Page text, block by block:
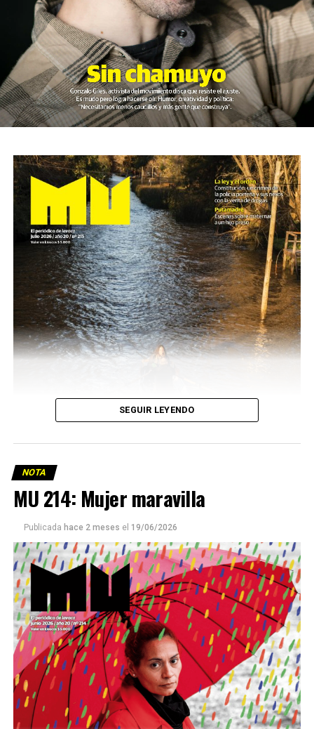
Este número 215 de MU ☝️viene con doble tapa, que
podría ser una frase:
Sin chamuyo, a remarla.
Descargar la Mu en PDF
SEGUIR LEYENDO
NOTA
MU 214: Mujer maravilla
Publicada hace 2 meses el 19/06/2026